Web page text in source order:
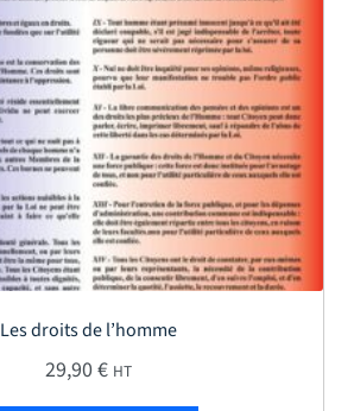
Les droits de l’homme
29,90€ HT